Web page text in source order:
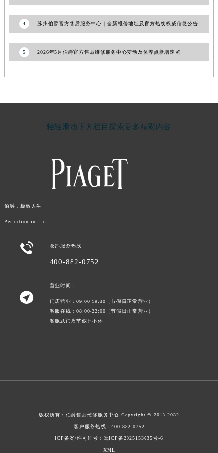
4
5 2026年5月伯爵官方售后维修服务中心变动及保养点新增速览
轻轻滑动下方栏目探索更多精彩内容
伯爵，极致人生
Perfection in life
 总部服务热线
400-882-0752

营业时间：
门店营业：09:00-19:30（节假日正常营业）
客服在线：08:00-22:00（节假日正常营业）
客服及门店节假日不休
版权所有： 伯爵售后维修服务中心 Copyright © 2018-2032
客户服务热线： 400-882-0752
ICP备案/许可证号：蜀ICP备2025153635号-6
XML